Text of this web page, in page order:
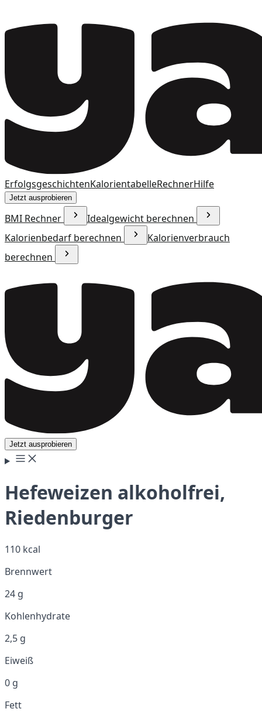
ErfolgsgeschichtenKalorientabelleRechnerHilfe
Jetzt ausprobieren
BMI Rechner
Idealgewicht berechnen
Kalorienbedarf berechnen
Kalorienverbrauch
berechnen
Jetzt ausprobieren
Hefeweizen alkoholfrei,
Riedenburger
110 kcal
Brennwert
24 g
Kohlenhydrate
2,5 g
Eiweiß
0 g
Fett